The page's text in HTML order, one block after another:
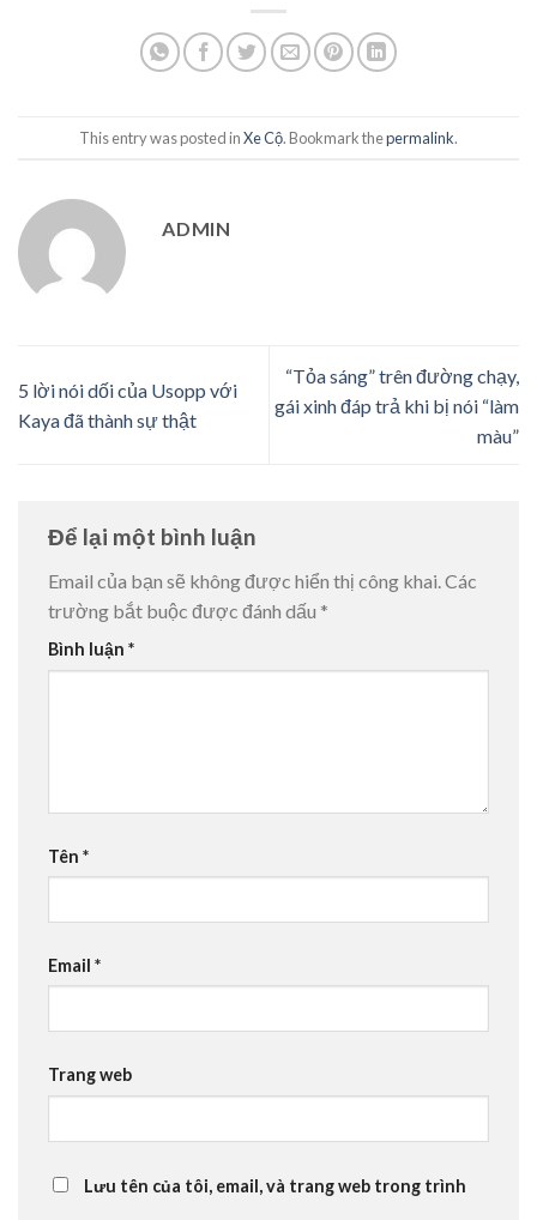
This entry was posted inXe Cộ. Bookmark thepermalink.
ADMIN
5 lời nói dối của Usopp với
Kaya đã thành sự thật
“Tỏa sáng” trên đường chạy,
gái xinh đáp trả khi bị nói “làm
màu”
Để lại một bình luận
Email của bạn sẽ không được hiển thị công khai.Các
trường bắt buộc được đánh dấu *
Bình luận *
Tên *
Email *
Trang web
Lưu tên của tôi, email, và trang web trong trình